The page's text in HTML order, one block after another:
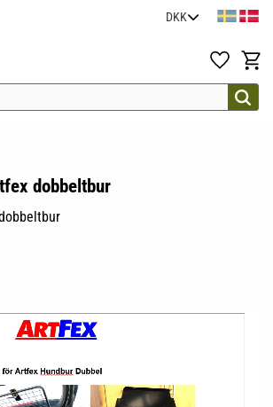
Favoritter
dobbeltbur